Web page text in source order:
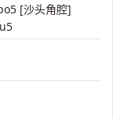
[沙头角腔]